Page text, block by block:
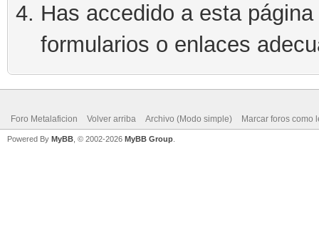
Has accedido a esta
formularios o enlaces
Foro Metalaficion Volver arriba Archivo (Modo simple) Marcar foros como
Powered By MyBB , © 2002-2026 MyBB Group